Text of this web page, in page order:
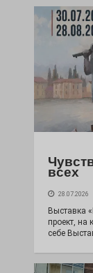
всех
28.07.2026
Выставка
проект, на
себе